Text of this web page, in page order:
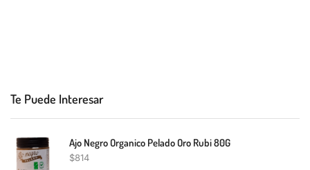
Te Puede Interesar
Ajo Negro Organico Pelado Oro Rubi 80G
$814